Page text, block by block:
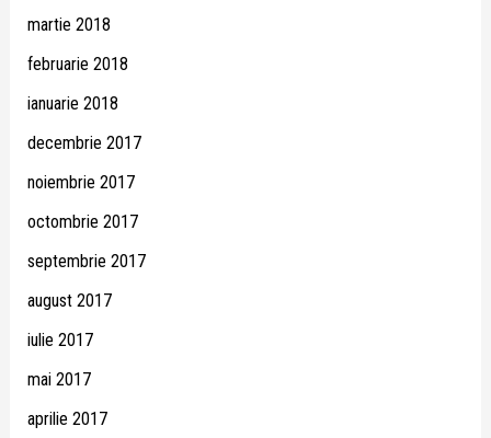
martie 2018
februarie 2018
ianuarie 2018
decembrie 2017
noiembrie 2017
octombrie 2017
septembrie 2017
august 2017
iulie 2017
mai 2017
aprilie 2017